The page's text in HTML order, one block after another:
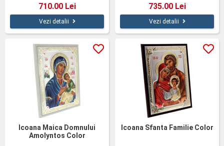
710.00 Lei
Vezi detalii
735.00 Lei
Vezi detalii
Icoana Maica Domnului
Amolyntos Color
Icoana Sfanta Familie Color